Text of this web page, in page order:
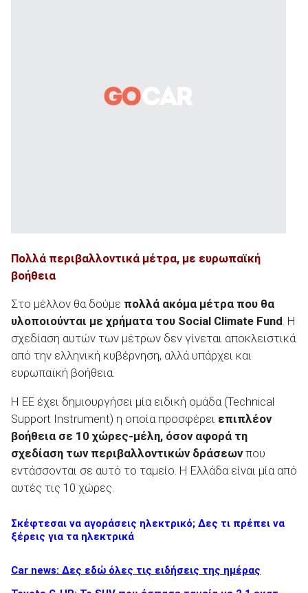
Πολλά περιβαλλοντικά μέτρα, με ευρωπαϊκή
βοήθεια
Στο μέλλον θα δούμε πολλά ακόμα μέτρα που θα
υλοποιούνται με χρήματα του Social Climate Fund. Η
σχεδίαση αυτών των μέτρων δεν γίνεται αποκλειστικά
από την ελληνική κυβέρνηση, αλλά υπάρχει και
ευρωπαϊκή βοήθεια.
Η ΕΕ έχει δημιουργήσει μία ειδική ομάδα (Technical
Support Instrument) η οποία προσφέρει επιπλέον
βοήθεια σε 10 χώρες-μέλη, όσον αφορά τη
σχεδίαση των περιβαλλοντικών δράσεωνπου
εντάσσονται σε αυτό το ταμείο. Η Ελλάδα είναι μία από
αυτές τις 10 χώρες.
Σκέφτεσαι να αγοράσεις ηλεκτρικό; Δες τι πρέπει να
ξέρεις για τα ηλεκτρικά
Car news: Δες εδώ όλες τις ειδήσεις της ημέρας